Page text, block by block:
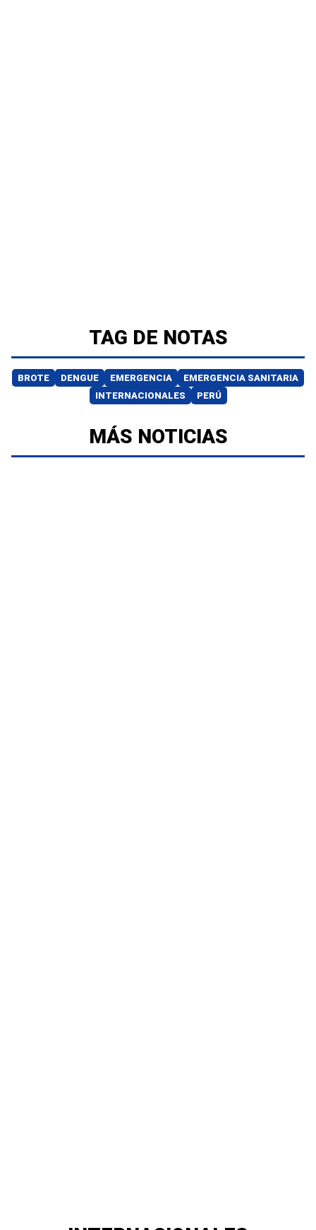
TAG DE NOTAS
BROTE DENGUE EMERGENCIA
EMERGENCIA SANITARIA
INTERNACIONALES
PERÚ
MÁS NOTICIAS